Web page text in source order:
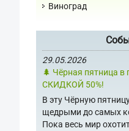
Виноград
29.05.2026
🌲 Чёрная пятница
СКИДКОЙ 50%!
В эту Чёрную
щедрыми до самых
Пока весь мир